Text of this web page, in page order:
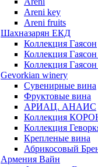
Areni key
Areni fruits
Шахназарян ЕКД
Коллекция Гаясон
Коллекция
Коллекция
Gevorkian winery
Сувенирные вина
Фруктовые вина
АРИАЦ. АНАИС
Коллекция
Коллекция
Крепленые вина
Абрикосовый
Армения Вайн